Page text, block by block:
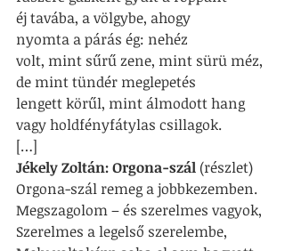
éj tavába, a völgybe, ahogy
nyomta a párás ég: nehéz
volt, mint sűrű zene, mint sürü méz,
de mint tündér meglepetés
lengett körűl, mint álmodott hang
vagy holdfényfátylas csillagok.
[…]
Jékely Zoltán: Orgona-szál (részlet)
Orgona-szál remeg a jobbkezemben.
Megszagolom – és szerelmes vagyok,
Szerelmes a legelső szerelembe,